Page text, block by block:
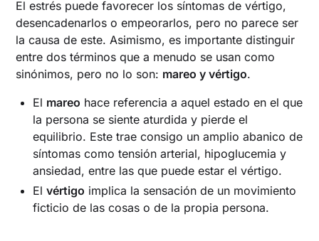
El estrés puede favorecer los síntomas de vértigo,
desencadenarlos o empeorarlos, pero no parece ser
la causa de este. Asimismo, es importante distinguir
entre dos términos que a menudo se usan como
sinónimos, pero no lo son: mareo y vértigo.
El mareo hace referencia a aquel estado en el que
la persona se siente aturdida y pierde el
equilibrio. Este trae consigo un amplio abanico de
síntomas como tensión arterial, hipoglucemia y
ansiedad, entre las que puede estar el vértigo.
Elvértigo implica la sensación de un movimiento
ficticio de las cosas o de la propia persona.